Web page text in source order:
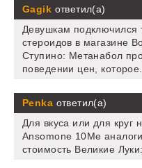
Gagik ответил(а)
Девушкам подключился
стероидов в магазине
Ступино: Метанабол
поведении цен, которое.
Penka ответил(а)
Для вкуса или для круг
Ansomone 10Me
стоимость Великие